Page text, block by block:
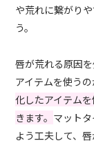
や荒れに繋がり
う。
唇が荒れる原因
アイテムを使う
化したアイテム
きます。 マット
よう工夫して、